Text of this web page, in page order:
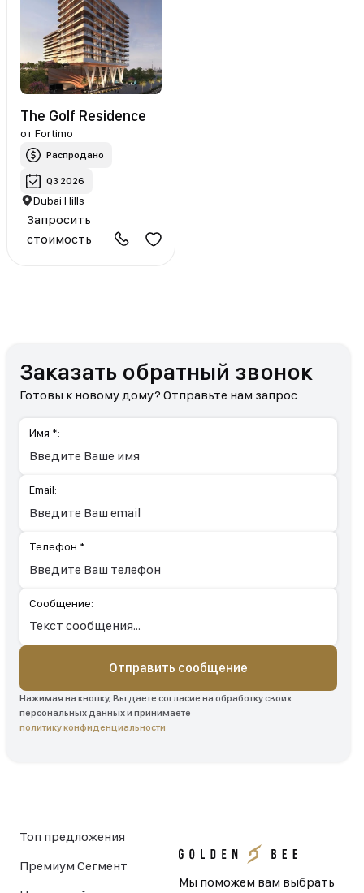
The Golf Residence
отFortimo
Распродано
Q3 2026
Dubai Hills
Запросить
стоимость
Заказать обратный звонок
Готовы к новому дому? Отправьте нам запрос
Имя *:
Email:
Телефон *:
Сообщение:
Отправить сообщение
Нажимая на кнопку, Вы даете согласие на обработку своих
персональных данных и принимаете
политику конфиденциальности
Мы поможем вам выбрать
Топ предложения
Премиум Сегмент